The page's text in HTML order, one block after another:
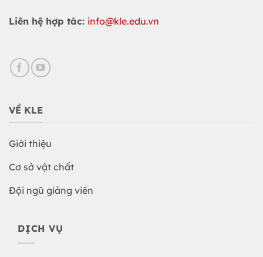
Liên hệ hợp tác: info@kle.edu.vn
VỀ KLE
Giới thiệu
Cơ sở vật chất
Đội ngũ giảng viên
DỊCH VỤ